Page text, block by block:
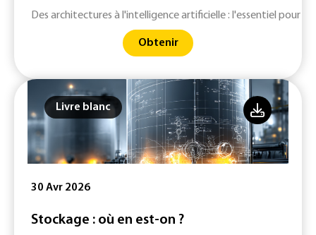
Des architectures à l'intelligence artificielle : l'essentiel pour
Obtenir
Livre blanc
30 Avr 2026
Stockage : où en est-on ?